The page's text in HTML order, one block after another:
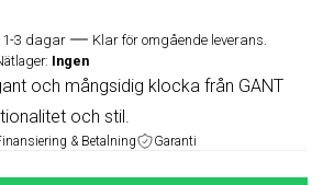
1-3 dagar
Klar för omgående leverans.
Ingen
och mångsidig klocka från GANT
och stil.
& Betalning Garanti